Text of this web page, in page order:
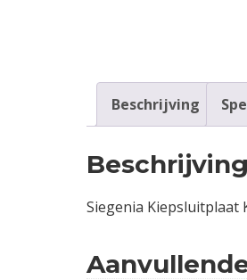
Beschrijving
Beschrijving
Siegenia Kiepsluitplaat